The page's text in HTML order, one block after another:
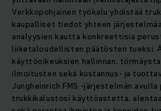
Verkkopohjainen työkalu yhdistää
kaupalliset tiedot yhteen
analyysien kautta konkreettisia
liiketaloudellisten päätösten tueksi.
käyttöoikeuksien hallinnan,
ilmoitusten sekä kustannus- ja
Jungheinrich FMS -järjestelmän avulla
trukkikalustosi käyttöastetta,